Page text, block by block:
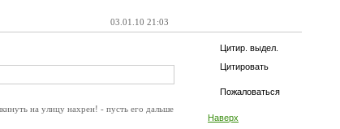
03.01.10 21:03
Цитир. выдел.
Цитировать
Пожаловаться
Наверх
на улицу нахрен! - пусть его дальше